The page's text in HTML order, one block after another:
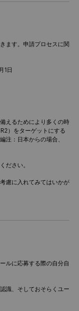
ます。申請プロセスに関
1日
えるためにより多くの時
）をターゲットにする
注：日本からの場合、
ださい。
慮に入れてみてはいかが
ルに応募する際の自分自
識、そしておそらくユー